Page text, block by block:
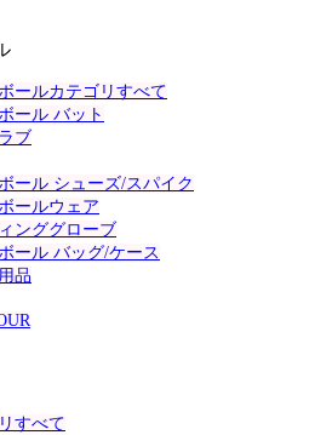
ールカテゴリすべて
ール バット
ブ
ール シューズ/スパイク
ールウェア
ンググローブ
ール バッグ/ケース
品
すべて